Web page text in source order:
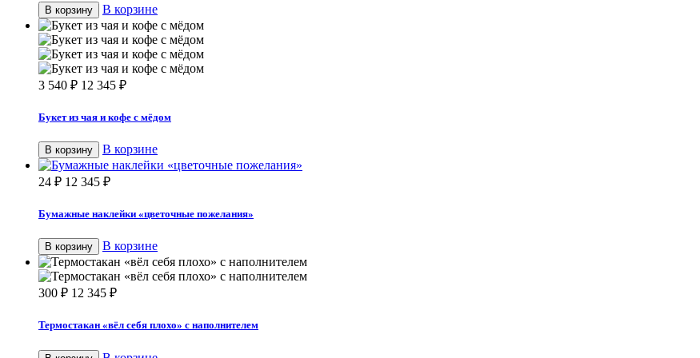
В корзину В корзине
3 540 ₽ 12 345 ₽
Букет из чая и кофе с мёдом
В корзину В корзине
24 ₽ 12 345 ₽
Бумажные наклейки «цветочные пожелания»
В корзину В корзине
300 ₽ 12 345 ₽
Термостакан «вёл себя плохо» с наполнителем